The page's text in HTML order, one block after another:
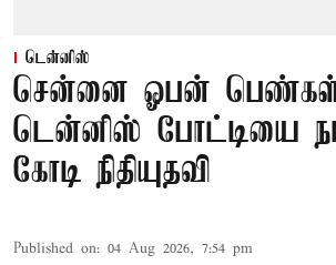
டென்னிஸ்
சென்னை ஓபன்
டென்னிஸ் போட்டியை
கோடி நிதியுதவி
Published on: 04 Aug 2026, 7:54 pm